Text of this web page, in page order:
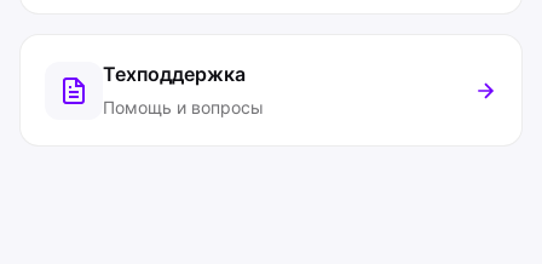
Техподдержка
Помощь и вопросы